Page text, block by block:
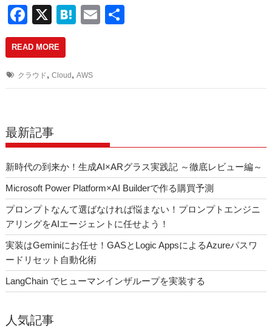
F
a
c
e
b
o
k
X
H
n
a
E
READ MORE
クラウド,Cloud ,AWS
最新記事
新時代の到来か！生成AI×ARグラス実践記 ～徹底レビュー編～
Microsoft Power Platform×AI Builderで作る購買予測
プロンプトなんて選ばなければ悩まない！プロンプトエンジニ
アリングをAIエージェントに任せよう！
実装はGeminiにお任せ！GASとLogic AppsによるAzureパスワ
ードリセット自動化術
LangChain でヒューマンインザループを実装する
人気記事